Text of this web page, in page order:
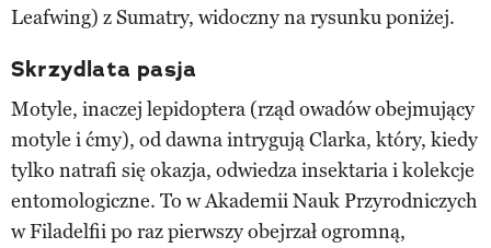
Leafwing) z Sumatry, widoczny na rysunku poniżej.
Skrzydlata pasja
Motyle, inaczej lepidoptera (rząd owadów obejmujący
motyle i ćmy), od dawna intrygują Clarka, który, kiedy
tylko natrafi się okazja, odwiedza insektaria i kolekcje
entomologiczne. To w Akademii Nauk Przyrodniczych
w Filadelfii po raz pierwszy obejrzał ogromną,